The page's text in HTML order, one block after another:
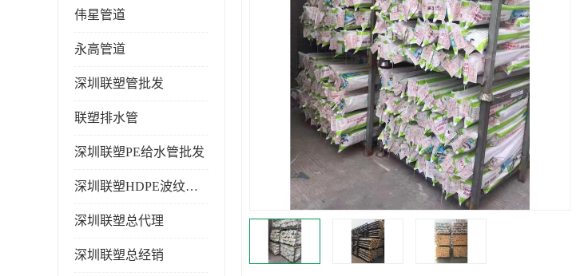
伟星管道
永高管道
深圳联塑管批发
联塑排水管
深圳联塑PE给水管批发
深圳联塑HDPE波纹管批发
深圳联塑总代理
深圳联塑总经销